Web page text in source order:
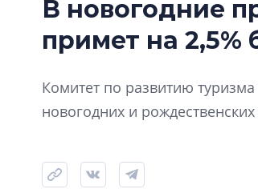
В новогодние
примет на
Комитет по развитию
новогодних и